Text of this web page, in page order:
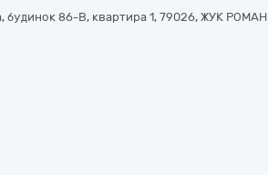
будинок 86-В, квартира 1, 79026, ЖУК РОМАН